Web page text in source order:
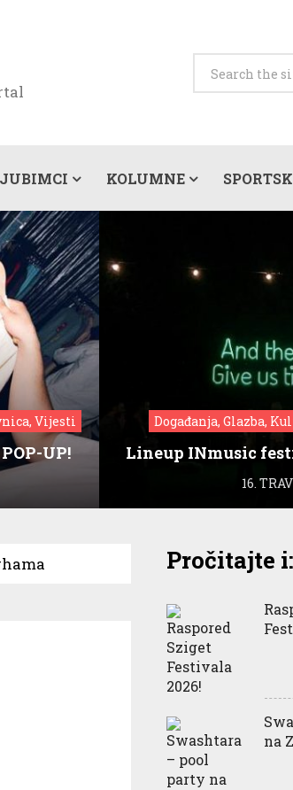
KOLUMNE
Vijesti
UP!
Događanja, Glazba,
Lineup INmusic
16.
Pročitajte i:
na